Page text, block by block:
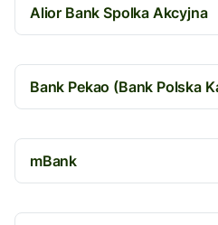
Alior Bank Spolka Akcyjna
Bank Pekao (Bank Polska
mBank